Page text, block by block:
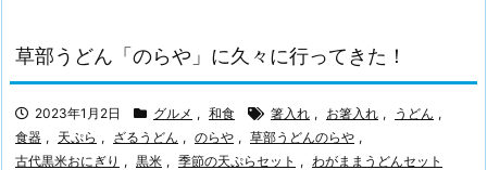
草部うどん「のらや」に久々に行ってきた！
2023年1月2日 グルメ , 和食 箸入れ , お箸入れ , うどん ,
食器 , 天ぷら , ざるうどん , のらや , 草部うどんのらや ,
古代黒米おにぎり , 黒米 , 季節の天ぷらセット , わがままうどんセット